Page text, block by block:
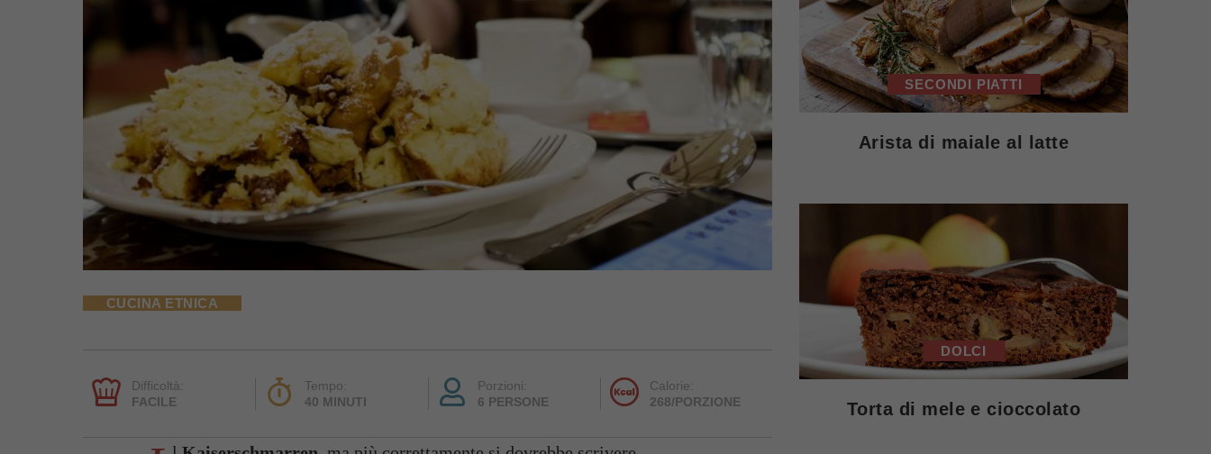
CUCINA ETNICA
Difficoltà:
FACILE
Tempo:
40 MINUTI
Porzioni:
6 PERSONE
Calorie:
268/PORZIONE
SECONDI PIATTI
Arista di maiale al latte
DOLCI
Torta di mele e cioccolato